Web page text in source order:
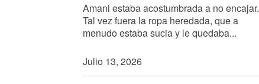
Amani estaba acostumbrada a no encajar.
Tal vez fuera la ropa heredada, que a
menudo estaba sucia y le quedaba...
Julio 13, 2026